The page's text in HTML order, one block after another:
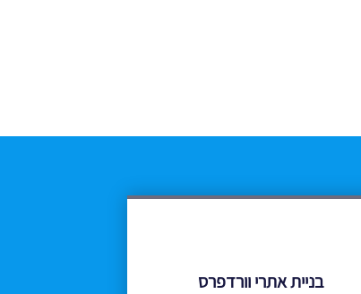
בניית אתרי וורדפרס